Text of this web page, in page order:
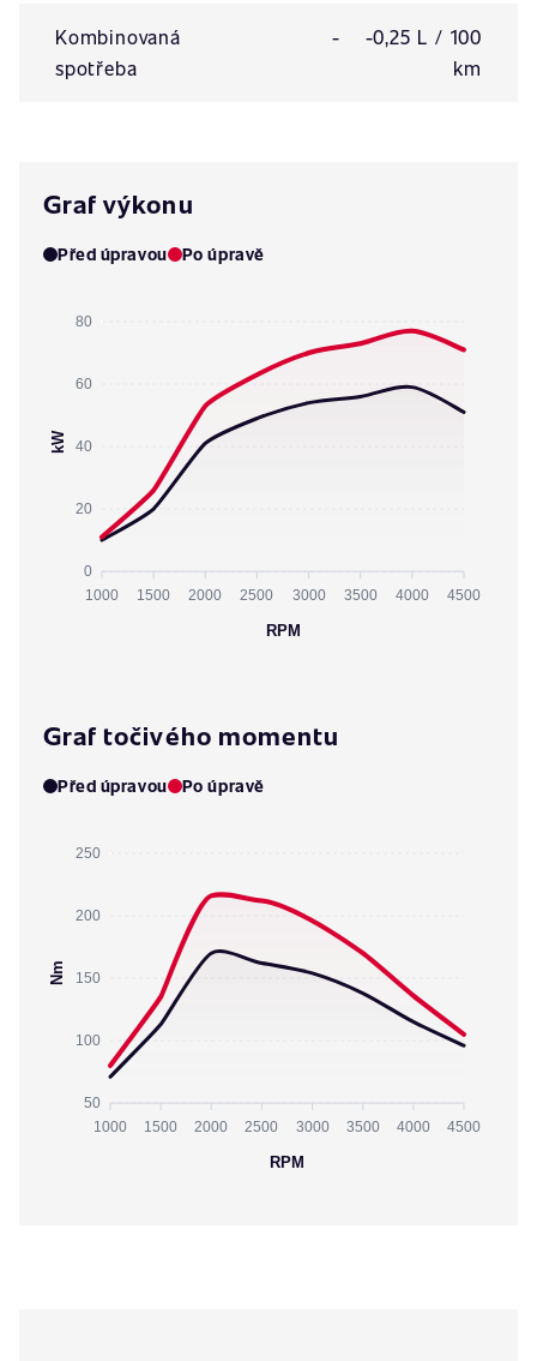
Kombinovaná
spotřeba
-
-0,25 L / 100
km
Graf výkonu
Před úpravou Po úpravě
80
60
40
20
0
kW
1000 1500 2000 2500 3000 3500 4000 4500
RPM
Graf točivého momentu
Před úpravou Po úpravě
250
200
150
100
50
Nm
1000 1500 2000 2500 3000 3500 4000 4500
RPM